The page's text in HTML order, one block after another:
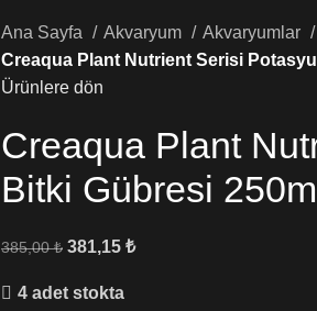
Ana Sayfa Akvaryum
Akvaryumlar
Creaqua Plant Nutrient Serisi
Ürünlere dön
Creaqua Plant
Bitki Gübresi
385,00₺ 381,15 ₺
4 adet stokta